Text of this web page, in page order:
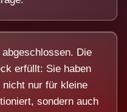
Die
erfüllt: Sie haben
nur für kleine
sondern auch